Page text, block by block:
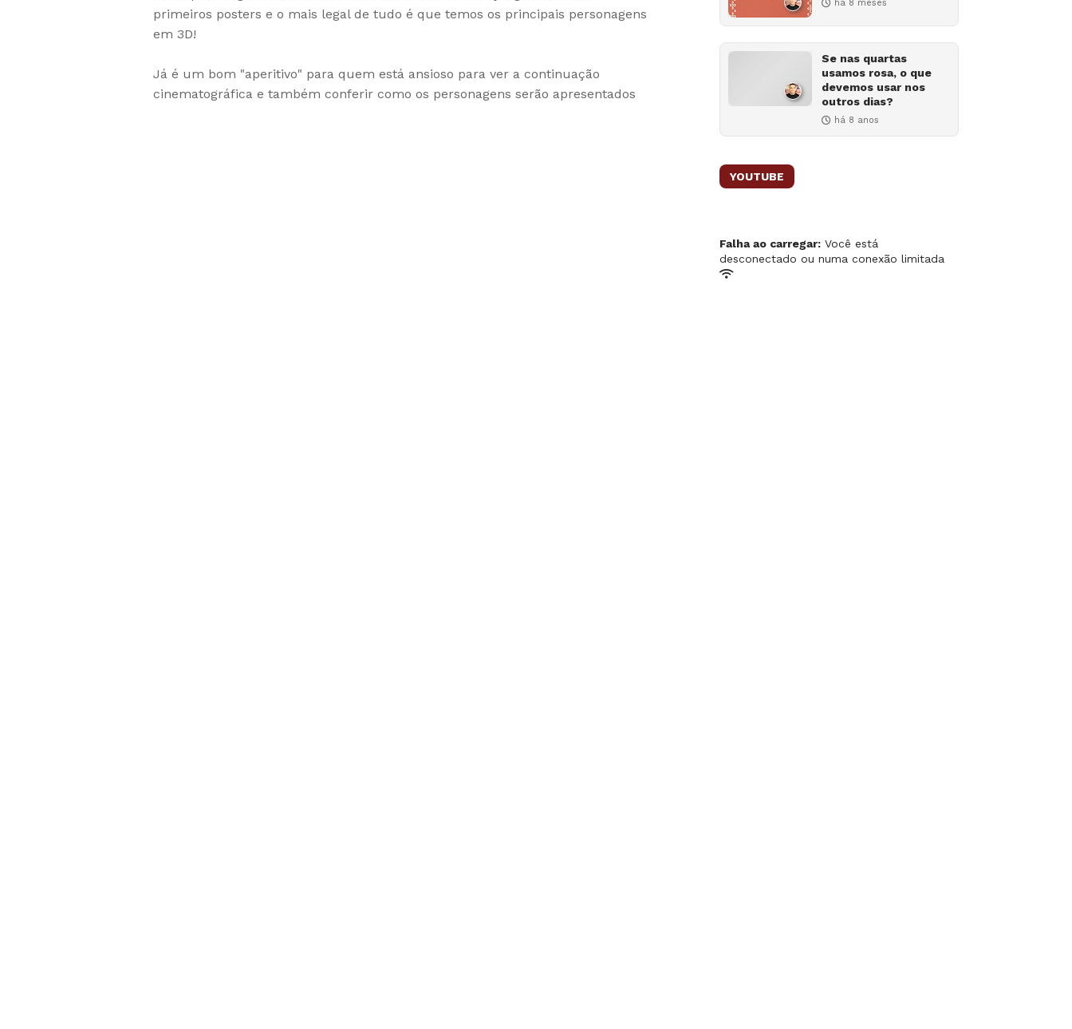
primeiros posters e o mais legal de tudo é que temos os principais personagens
em 3D!
Já é um bom "aperitivo" para quem está ansioso para ver a continuação
cinematográfica e também conferir como os personagens serão apresentados
há 8 meses
Se nas quartas
usamos rosa, o que
devemos usar nos
outros dias?
há 8 anos
YOUTUBE
Falha ao carregar: Você está
desconectado ou numa conexão limitada